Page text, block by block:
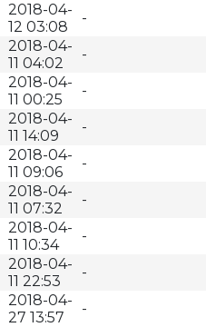
2018-04-
12 03:08
-
2018-04-
11 04:02
-
2018-04-
11 00:25
-
2018-04-
11 14:09
-
2018-04-
11 09:06
-
2018-04-
11 07:32
-
2018-04-
11 10:34
-
2018-04-
11 22:53
-
2018-04-
27 13:57
-